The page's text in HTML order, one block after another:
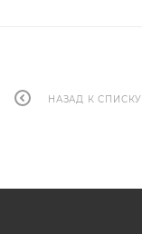
НАЗАД К СПИСКУ